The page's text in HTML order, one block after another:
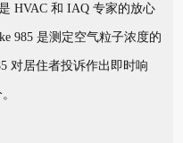
HVAC 和 IAQ 专家的放心
985 是测定空气粒子浓度的
对居住者投诉作出即时响